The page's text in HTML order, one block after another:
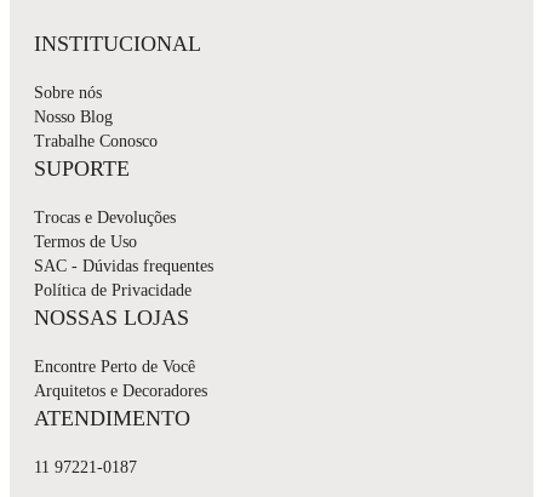
INSTITUCIONAL
Sobre nós
Nosso Blog
Trabalhe Conosco
SUPORTE
Trocas e Devoluções
Termos de Uso
SAC - Dúvidas frequentes
Política de Privacidade
NOSSAS LOJAS
Encontre Perto de Você
Arquitetos e Decoradores
ATENDIMENTO
11 97221-0187